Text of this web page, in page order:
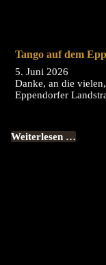
Tango auf dem
5. Juni 2026
Danke, an die
Eppendorfer
Weiterlesen …